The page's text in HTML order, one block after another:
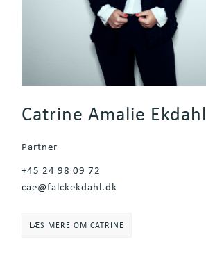
Catrine Amalie Ekdahl
Partner
+45 24 98 09 72
cae@falckekdahl.dk
LÆS MERE OM CATRINE